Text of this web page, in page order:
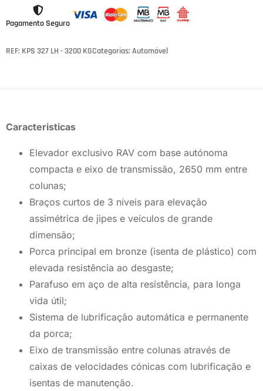
Pagamento Seguro
REF: KPS 327 LH - 3200 KGCategorias: Automóvel
Caracteristicas
Elevador exclusivo RAV com base autónoma
compacta e eixo de transmissão, 2650 mm entre
colunas;
Braços curtos de 3 níveis para elevação
assimétrica de jipes e veículos de grande
dimensão;
Porca principal em bronze (isenta de plástico) com
elevada resistência ao desgaste;
Parafuso em aço de alta resistência, para longa
vida útil;
Sistema de lubrificação automática e permanente
da porca;
Eixo de transmissão entre colunas através de
caixas de velocidades cónicas com lubrificação e
isentas de manutenção.